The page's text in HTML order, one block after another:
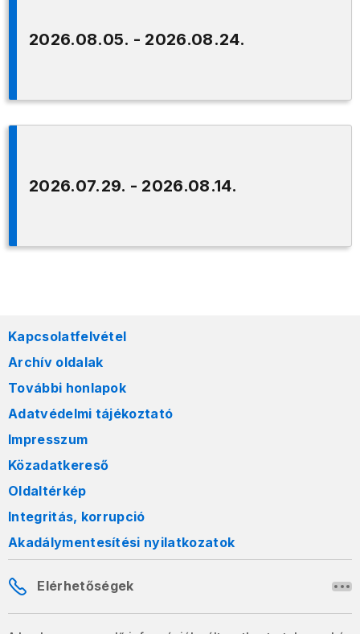
2026.08.05. - 2026.08.24.
2026.07.29. - 2026.08.14.
Kapcsolatfelvétel
Archív oldalak
További honlapok
Adatvédelmi tájékoztató
Impresszum
Közadatkereső
Oldaltérkép
Integritás, korrupció
Akadálymentesítési nyilatkozatok
Elérhetőségek